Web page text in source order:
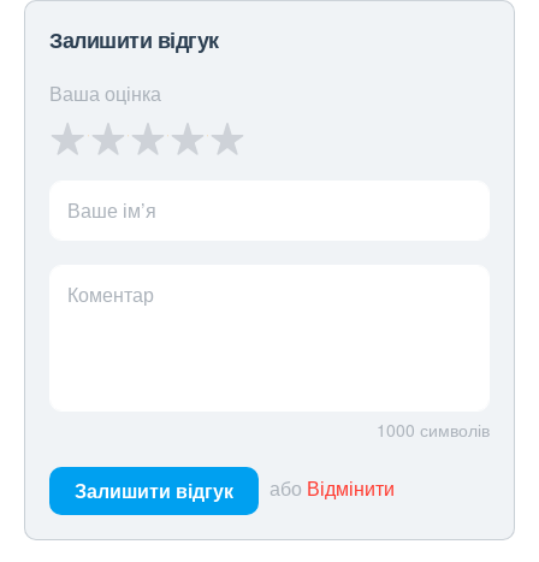
Залишити відгук
Ваша оцінка
Ваше ім’я
Коментар
1000 символів
Залишити відгук або Відмінити